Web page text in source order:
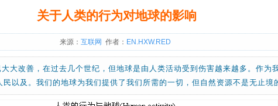
关于人类的行为对地球的影响
来源： 互联网 作者： EN.HXW.RED
大改善，在过去几个世纪，但地球是由人类活动受到伤害越来越多。作为
以及。我们的地球为我们提供了我们所需的一切，但自然资源不是无止